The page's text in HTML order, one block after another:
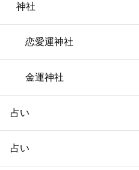
神社
恋愛運神社
金運神社
占い
占い